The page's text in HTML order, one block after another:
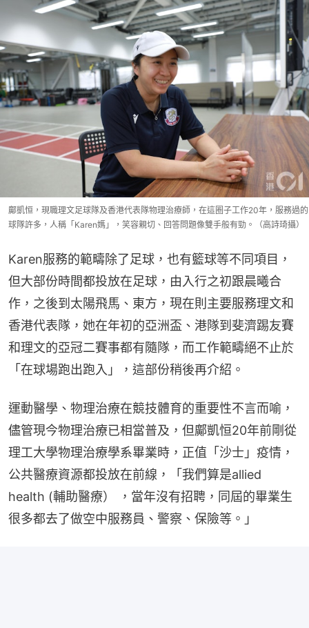
鄺凱恒，現職理文足球隊及香港代表隊物理治療師，在這圈子工作20年，服務過的
球隊許多，人稱「Karen媽」，笑容親切、回答問題像雙手般有勁。（高詩琦攝）
Karen服務的範疇除了足球，也有籃球等不同項目，
但大部份時間都投放在足球，由入行之初跟晨曦合
作，之後到太陽飛馬、東方，現在則主要服務理文和
香港代表隊，她在年初的亞洲盃、港隊到斐濟踢友賽
和理文的亞冠二賽事都有隨隊，而工作範疇絕不止於
「在球場跑出跑入」，這部份稍後再介紹。
運動醫學、物理治療在競技體育的重要性不言而喻，
儘管現今物理治療已相當普及，但鄺凱恒20年前剛從
理工大學物理治療學系畢業時，正值「沙士」疫情，
公共醫療資源都投放在前線，「我們算是allied
health (輔助醫療） ，當年沒有招聘，同屆的畢業生
很多都去了做空中服務員、警察、保險等。」